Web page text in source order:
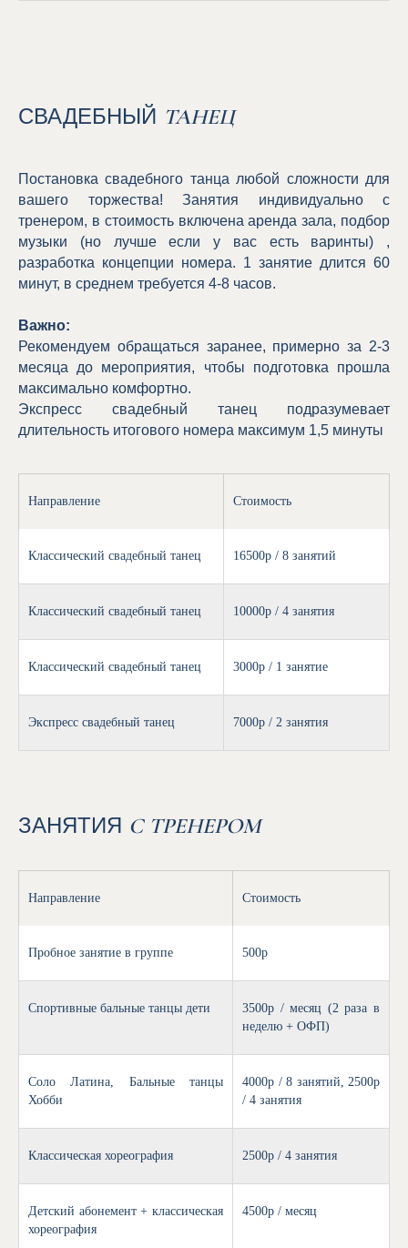
СВАДЕБНЫЙ ТАНЕЦ
Постановка свадебного танца любой сложности для
вашего торжества! Занятия индивидуально с
тренером, в стоимость включена аренда зала, подбор
музыки (но лучше если у вас есть варинты) ,
разработка концепции номера. 1 занятие длится 60
минут, в среднем требуется 4-8 часов.
Важно:
Рекомендуем обращаться заранее, примерно за 2-3
месяца до мероприятия, чтобы подготовка прошла
максимально комфортно.
Экспресс свадебный танец подразумевает
длительность итогового номера максимум 1,5 минуты
Направление Стоимость
Классический свадебный танец 16500р / 8 занятий
Классический свадебный танец 10000р / 4 занятия
Классический свадебный танец 3000р / 1 занятие
Экспресс свадебный танец 7000р / 2 занятия
ЗАНЯТИЯ С ТРЕНЕРОМ
Направление Стоимость
Пробное занятие в группе 500p
Спортивные бальные танцы дети
3500р / месяц (2 раза в
неделю + ОФП)
Соло Латина, Бальные танцы
Хобби
4000р / 8 занятий, 2500р
/ 4 занятия
Классическая хореография 2500p / 4 занятия
Детский абонемент + классическая
хореография
4500p / месяц